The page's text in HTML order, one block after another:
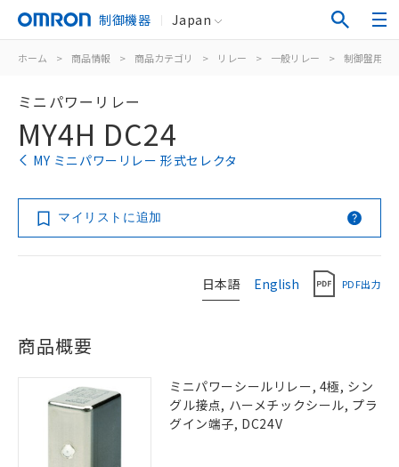
制御機器 Japan
ホーム > 商品情報 > 商品カテゴリ > リレー > 一般リレー > 制御盤用
ミニパワーリレー
MY4H DC24
MY ミニパワーリレー 形式セレクタ
マイリストに追加
日本語 English PDF出力
商品概要
ミニパワーシールリレー, 4極, シン
グル接点, ハーメチックシール, プラ
グイン端子, DC24V